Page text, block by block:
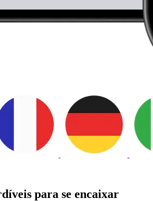
para se encaixar